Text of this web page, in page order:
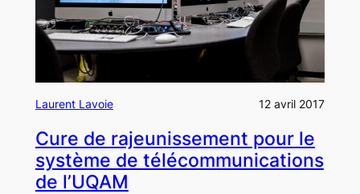
Laurent Lavoie 12 avril 2017
Cure de rajeunissement pour le
système de télécommunications
de l’UQAM